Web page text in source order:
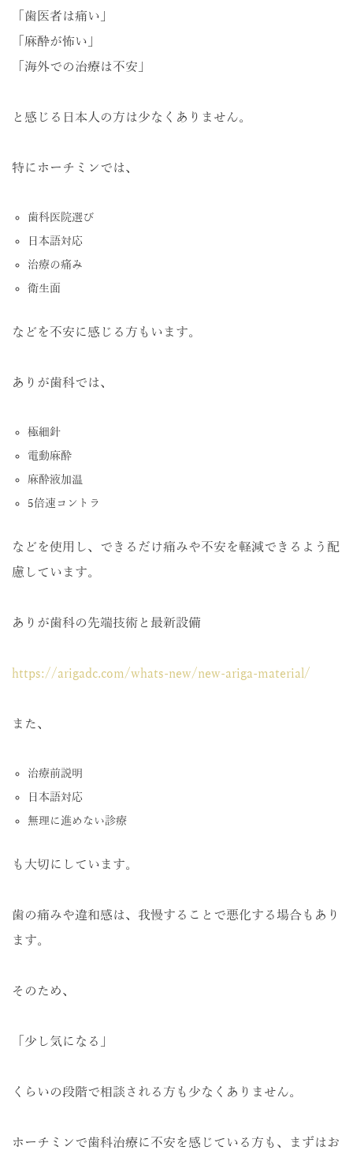
「歯医者は痛い」
「麻酔が怖い」
「海外での治療は不安」
と感じる日本人の方は少なくありません。
特にホーチミンでは、
歯科医院選び
日本語対応
治療の痛み
衛生面
などを不安に感じる方もいます。
ありが歯科では、
極細針
電動麻酔
麻酔液加温
5倍速コントラ
などを使用し、できるだけ痛みや不安を軽減できるよう配
慮しています。
ありが歯科の先端技術と最新設備
https://arigadc.com/whats-new/new-ariga-material/
また、
治療前説明
日本語対応
無理に進めない診療
も大切にしています。
歯の痛みや違和感は、我慢することで悪化する場合もあり
ます。
そのため、
「少し気になる」
くらいの段階で相談される方も少なくありません。
ホーチミンで歯科治療に不安を感じている方も、まずはお